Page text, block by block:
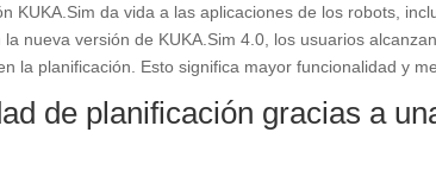
KUKA.Sim da vida a las aplicaciones de los robots,
nueva versión de KUKA.Sim 4.0, los usuarios
la planificación. Esto significa mayor funcionalidad y
de planificación gracias a